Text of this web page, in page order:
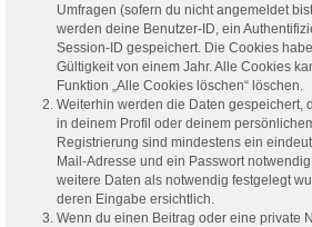
Umfragen (sofern du nicht angemeldet
werden deine Benutzer-ID, ein
Session-ID gespeichert. Die Cookies
Gültigkeit von einem Jahr. Alle Cookies
Funktion „Alle Cookies löschen“ löschen.
Weiterhin werden die Daten gespeichert,
in deinem Profil oder deinem
Registrierung sind mindestens ein
Mail-Adresse und ein Passwort
weitere Daten als notwendig festgelegt
deren Eingabe ersichtlich.
Wenn du einen Beitrag oder eine private